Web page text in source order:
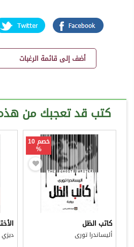
أضف إلى قائمة الرغبات
كتب قد تعجبك من
خصم 10
%
كاتب الظل
أليساندرا تورى